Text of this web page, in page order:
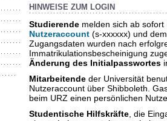
HINWEISE ZUM LOGIN
Studierende melden sich ab
Nutzeraccount (s-xxxxxx) und
Zugangsdaten wurden nach
Immatrikulationsbescheinigung
Änderung des Initialpasswortes
Mitarbeitende der Universität
Nutzeraccount über Shibboleth.
beim URZ einen persönlichen
Studentische Hilfskräfte , die